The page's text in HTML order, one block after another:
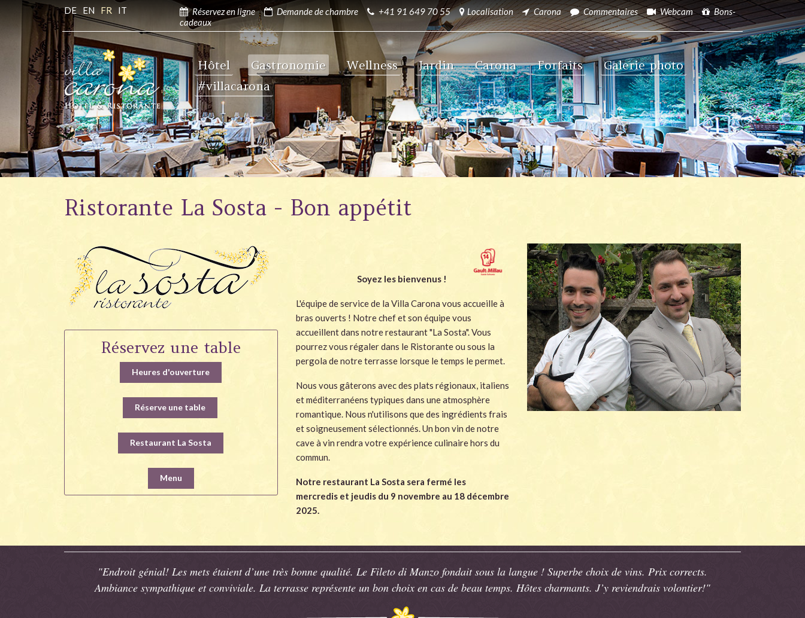
DE EN FR IT Réservez en ligne Demande de chambre +41 91 649 70 55 Localisation Carona Commentaires Webcam
Bons-
cadeaux
Hôtel Gastronomie Wellness Jardin Carona Forfaits
Galerie photo
#villacarona
Ristorante La Sosta - Bon appétit
Réservez une table
Heures d'ouverture
Réserve une table
Restaurant La Sosta
Menu
Soyez les bienvenus !
L'équipe de service de la Villa Carona vous accueille à
bras ouverts ! Notre chef et son équipe vous
accueillent dans notre restaurant "La Sosta". Vous
pourrez vous régaler dans le Ristorante ou sous la
pergola de notre terrasse lorsque le temps le permet.
Nous vous gâterons avec des plats régionaux, italiens
et méditerranéens typiques dans une atmosphère
romantique. Nous n'utilisons que des ingrédients frais
et soigneusement sélectionnés. Un bon vin de notre
cave à vin rendra votre expérience culinaire hors du
commun.
Notre restaurant La Sosta sera fermé les
mercredis et jeudis du 9 novembre au 18 décembre
2025.
"Endroit génial! Les mets étaient d’une très bonne qualité. Le Fileto di Manzo fondait sous la langue ! Superbe choix de vins. Prix corrects.
Ambiance sympathique et conviviale. La terrasse représente un bon choix en cas de beau temps. Hôtes charmants. J’y reviendrais volontier!"